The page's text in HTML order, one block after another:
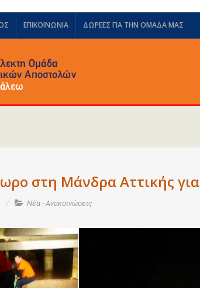
ΕΠΙΚΟΙΝΩΝΙΑ ΔΩΡΕΈΣ ΓΙΑ ΤΗΝ ΟΜΆΔΑ ΜΑΣ
στη Μάνδρα Αττικής
Νέα - Ανακοινώσεις